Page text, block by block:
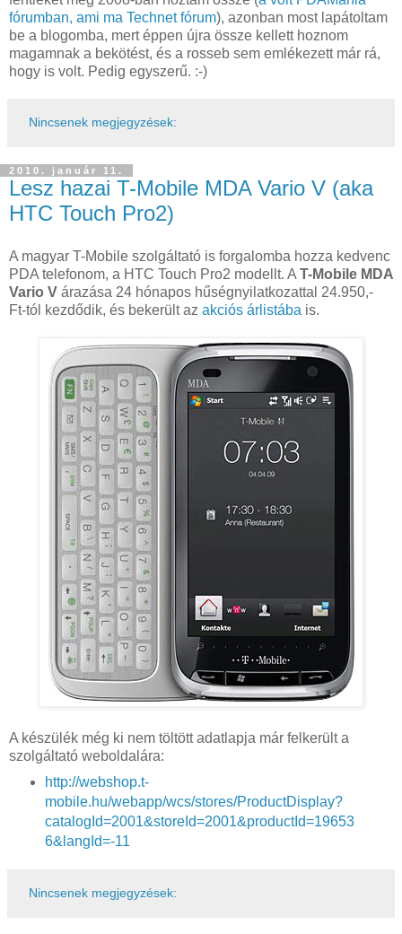
fórumban, ami ma Technet fórum), azonban most lapátoltam
be a blogomba, mert éppen újra össze kellett hoznom
magamnak a bekötést, és a rosseb sem emlékezett már rá,
hogy is volt. Pedig egyszerű. :-)
Nincsenek megjegyzések:
2010. január 11.
Lesz hazai T-Mobile MDA Vario V (aka
HTC Touch Pro2)
A magyar T-Mobile szolgáltató is forgalomba hozza kedvenc
PDA telefonom, a HTC Touch Pro2 modellt. A T-Mobile MDA
Vario V árazása 24 hónapos hűségnyilatkozattal 24.950,-
Ft-tól kezdődik, és bekerült az akciós árlistába is.
A készülék még ki nem töltött adatlapja már felkerült a
szolgáltató weboldalára:
http://webshop.t-
mobile.hu/webapp/wcs/stores/ProductDisplay?
catalogId=2001&storeId=2001&productId=19653
6&langId=-11
Nincsenek megjegyzések: